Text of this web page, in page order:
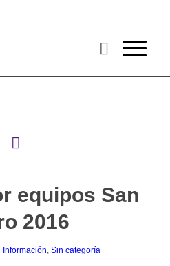
equipos San
2016
Información, Sin categoría